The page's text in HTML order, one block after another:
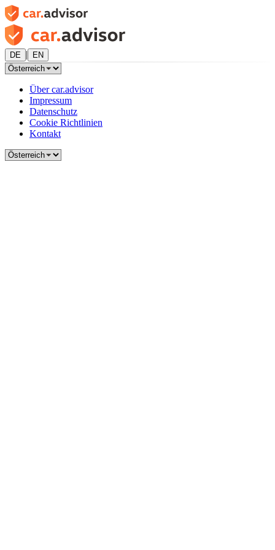
DE | EN
Über car.advisor
Impressum
Datenschutz
Cookie Richtlinien
Kontakt